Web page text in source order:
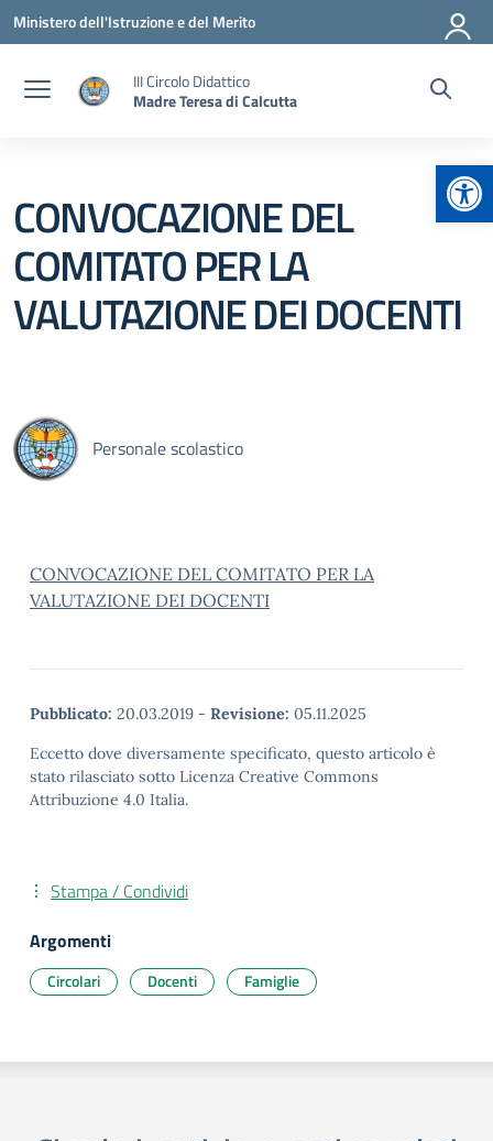
Vai ai contenuti
Vai al menu di navigazione
Vai al footer
Ministero dell'Istruzione e del Merito
III Circolo Didattico
Madre Teresa di Calcutta
CONVOCAZIONE DEL
COMITATO PER LA
VALUTAZIONE DEI DOCENTI
Personale scolastico
CONVOCAZIONE DEL COMITATO PER LA
VALUTAZIONE DEI DOCENTI
Pubblicato: 20.03.2019 - Revisione: 05.11.2025
Eccetto dove diversamente specificato, questo articolo è
stato rilasciato sotto Licenza Creative Commons
Attribuzione 4.0 Italia.
Stampa / Condividi
Argomenti
Circolari Docenti Famiglie